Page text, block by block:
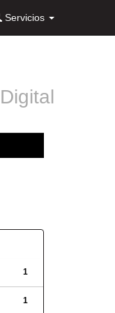
Servicios
Digital
1
1